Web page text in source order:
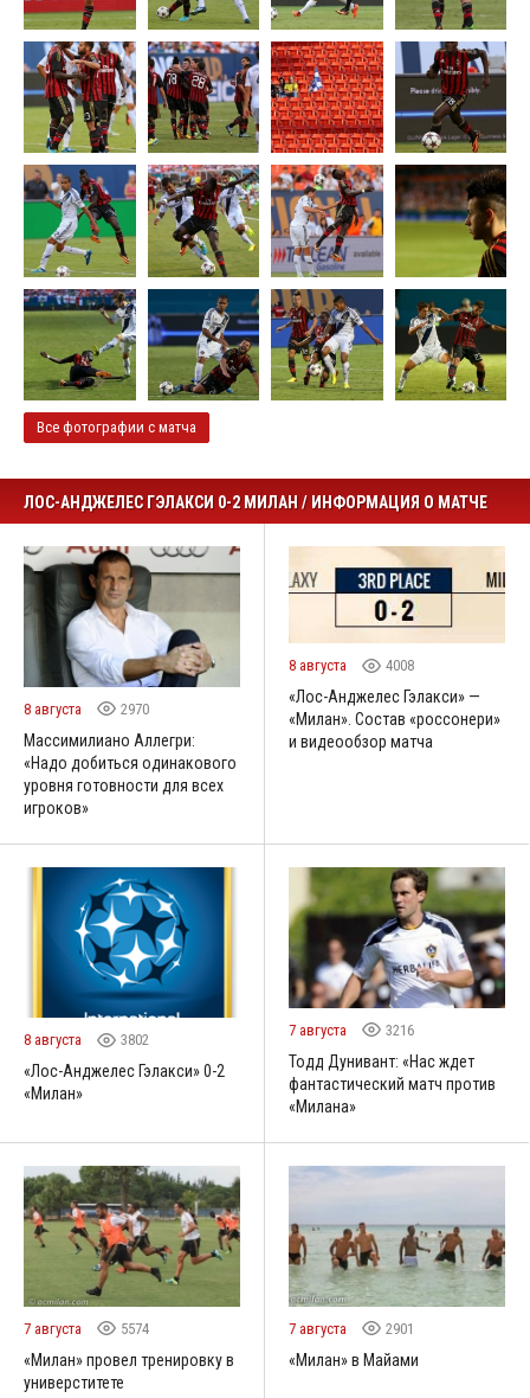
Все фотографии с матча
ЛОС-АНДЖЕЛЕС ГЭЛАКСИ 0-2 МИЛАН / ИНФОРМАЦИЯ О МАТЧЕ
8 августа 2970
Массимилиано Аллегри:
«Надо добиться одинакового
уровня готовности для всех
игроков»
8 августа 4008
«Лос-Анджелес Гэлакси» —
«Милан». Состав «россонери»
и видеообзор матча
8 августа 3802
«Лос-Анджелес Гэлакси» 0-2
«Милан»
7 августа 3216
Тодд Дунивант: «Нас ждет
фантастический матч против
«Милана»
7 августа 5574
«Милан» провел тренировку в
универститете
7 августа 2901
«Милан» в Майами